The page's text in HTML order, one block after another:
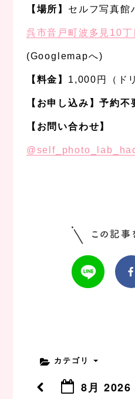
【場所】 セルフ写真館
呉市音戸町波多見10
(Googlemapへ)
【料金】 1,000円（ド
【お申し込み】予約不
【お問い合わせ】
カテゴリ
8月 2026